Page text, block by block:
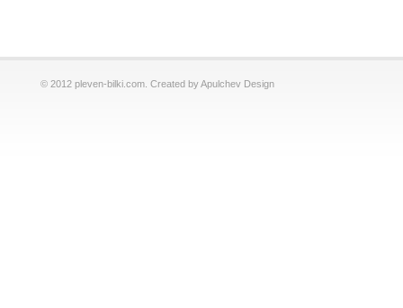
© 2012 pleven-bilki.com. Created by Apulchev Design